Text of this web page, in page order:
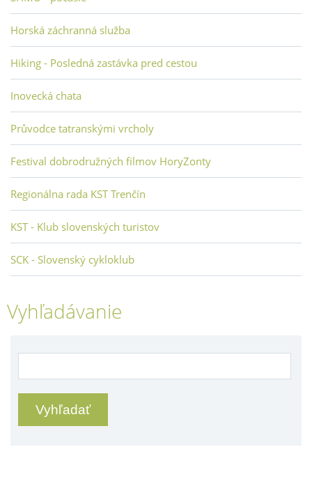
Horská záchranná služba
Hiking - Posledná zastávka pred cestou
Inovecká chata
Průvodce tatranskými vrcholy
Festival dobrodružných filmov HoryZonty
Regionálna rada KST Trenčín
KST - Klub slovenských turistov
SCK - Slovenský cykloklub
Vyhľadávanie